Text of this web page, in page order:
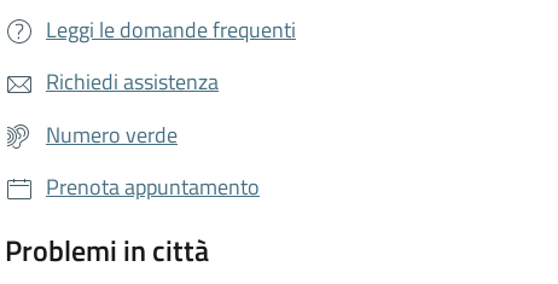
Leggi le domande frequenti
Richiedi assistenza
Numero verde
Prenota appuntamento
Problemi in città